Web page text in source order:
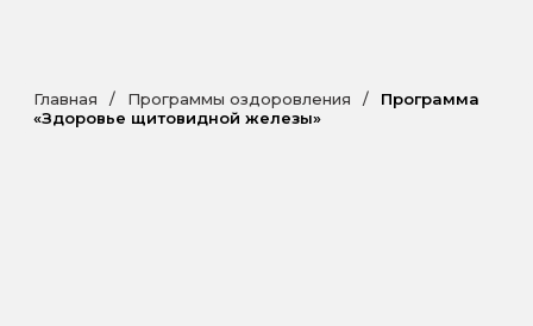
Главная / Программы оздоровления /
Программа
«Здоровье щитовидной железы»